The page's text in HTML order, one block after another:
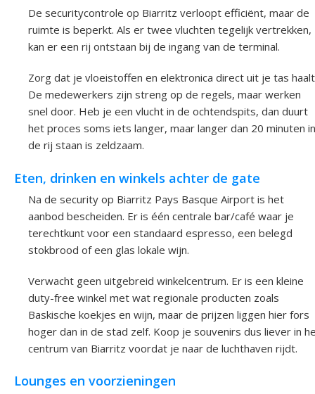
De securitycontrole op Biarritz verloopt efficiënt, maar de
ruimte is beperkt. Als er twee vluchten tegelijk vertrekken,
kan er een rij ontstaan bij de ingang van de terminal.
Zorg dat je vloeistoffen en elektronica direct uit je tas
De medewerkers zijn streng op de regels, maar werken
snel door. Heb je een vlucht in de ochtendspits, dan duurt
het proces soms iets langer, maar langer dan 20 minuten in
de rij staan is zeldzaam.
Eten, drinken en winkels achter de gate
Na de security op Biarritz Pays Basque Airport is het
aanbod bescheiden. Er is één centrale bar/café waar je
terechtkunt voor een standaard espresso, een belegd
stokbrood of een glas lokale wijn.
Verwacht geen uitgebreid winkelcentrum. Er is een kleine
duty-free winkel met wat regionale producten zoals
Baskische koekjes en wijn, maar de prijzen liggen hier fors
hoger dan in de stad zelf. Koop je souvenirs dus liever in
centrum van Biarritz voordat je naar de luchthaven rijdt.
Lounges en voorzieningen